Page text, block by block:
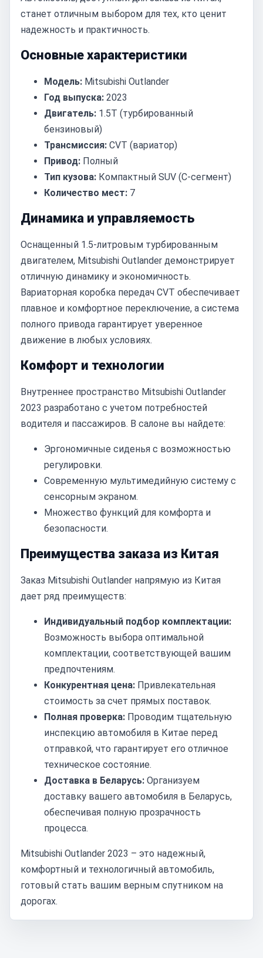
станет отличным выбором для тех, кто ценит
надежность и практичность.
Основные характеристики
Модель: Mitsubishi Outlander
Год выпуска: 2023
Двигатель: 1.5T (турбированный
бензиновый)
Трансмиссия: CVT (вариатор)
Привод: Полный
Тип кузова: Компактный SUV (C-сегмент)
Количество мест: 7
Динамика и управляемость
Оснащенный 1.5-литровым турбированным
двигателем, Mitsubishi Outlander демонстрирует
отличную динамику и экономичность.
Вариаторная коробка передач CVT обеспечивает
плавное и комфортное переключение, а система
полного привода гарантирует уверенное
движение в любых условиях.
Комфорт и технологии
Внутреннее пространство Mitsubishi Outlander
2023 разработано с учетом потребностей
водителя и пассажиров. В салоне вы найдете:
Эргономичные сиденья с возможностью
регулировки.
Современную мультимедийную систему с
сенсорным экраном.
Множество функций для комфорта и
безопасности.
Преимущества заказа из Китая
Заказ Mitsubishi Outlander напрямую из Китая
дает ряд преимуществ:
Индивидуальный подбор комплектации:
Возможность выбора оптимальной
комплектации, соответствующей вашим
предпочтениям.
Конкурентная цена: Привлекательная
стоимость за счет прямых поставок.
Полная проверка: Проводим тщательную
инспекцию автомобиля в Китае перед
отправкой, что гарантирует его отличное
техническое состояние.
Доставка в Беларусь: Организуем
доставку вашего автомобиля в Беларусь,
обеспечивая полную прозрачность
процесса.
Mitsubishi Outlander 2023 – это надежный,
комфортный и технологичный автомобиль,
готовый стать вашим верным спутником на
дорогах.